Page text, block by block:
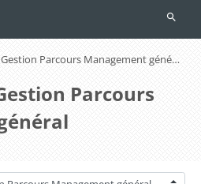
L3 Economie, Gestion Parcours Management général
Parcours